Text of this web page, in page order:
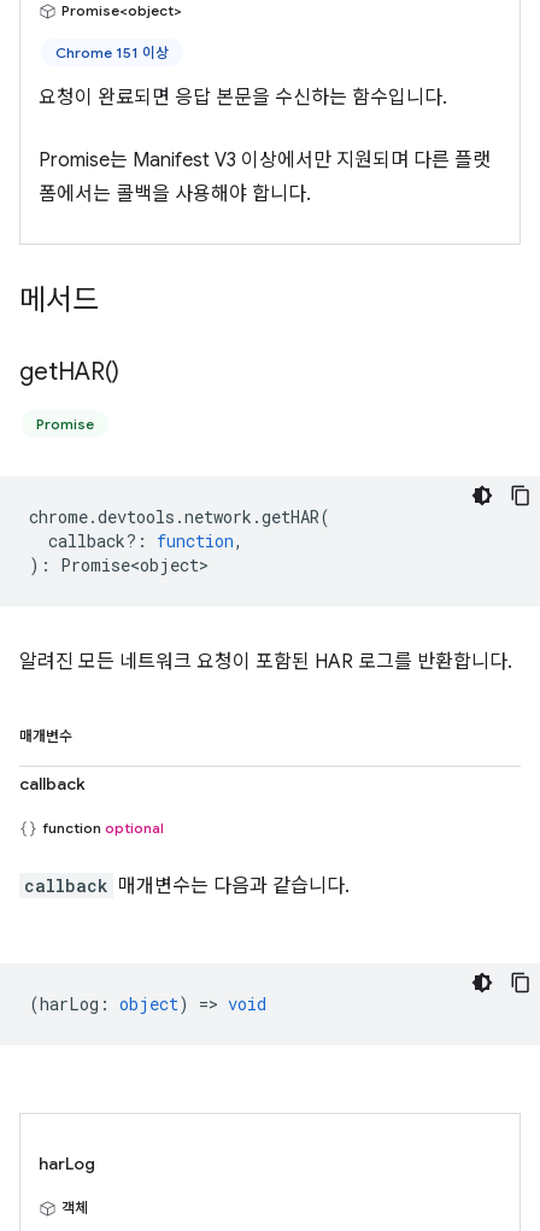
Promise<object>
Chrome 151 이상
요청이 완료되면 응답 본문을 수신하는 함수입니다.
Promise는 Manifest V3 이상에서만 지원되며 다른 플랫
폼에서는 콜백을 사용해야 합니다.
메서드
getHAR()
Promise
chrome.devtools .network .getHAR(
callback? : function,
) : Promise<object>
알려진 모든 네트워크 요청이 포함된 HAR 로그를 반환합니다.
매개변수
callback
function optional
callback 매개변수는 다음과 같습니다.
(harLog : object) => void
harLog
객체